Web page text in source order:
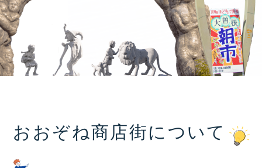
おおぞね商店街について